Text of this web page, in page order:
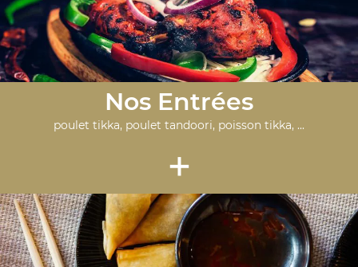
Nos Entrées
poulet tikka, poulet tandoori, poisson tikka, ...
+